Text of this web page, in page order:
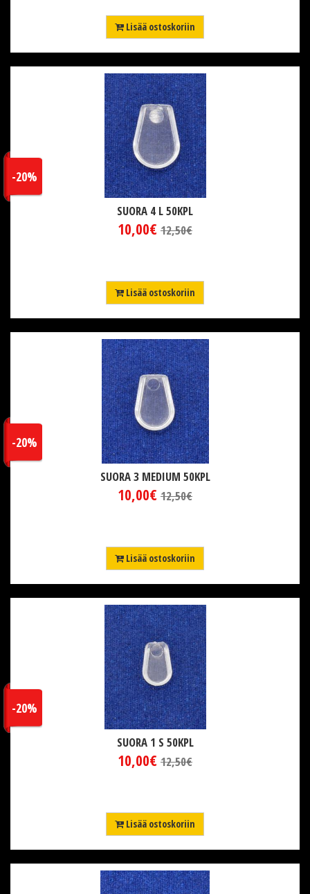
Lisää ostoskoriin
SUORA 4 L 50KPL
10,00€
-20%
12,50€
Lisää ostoskoriin
SUORA 3 MEDIUM 50KPL
10,00€
-20%
12,50€
Lisää ostoskoriin
SUORA 1 S 50KPL
10,00€
-20%
12,50€
Lisää ostoskoriin